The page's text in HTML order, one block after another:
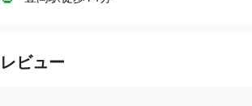
レビュー